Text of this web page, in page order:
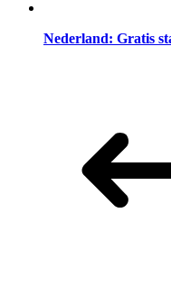
Nederland: Gratis